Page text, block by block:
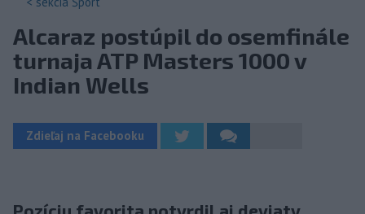
Alcaraz postúpil do osemfinále
turnaja ATP Masters 1000 v
Indian Wells
Zdieľaj na Facebooku